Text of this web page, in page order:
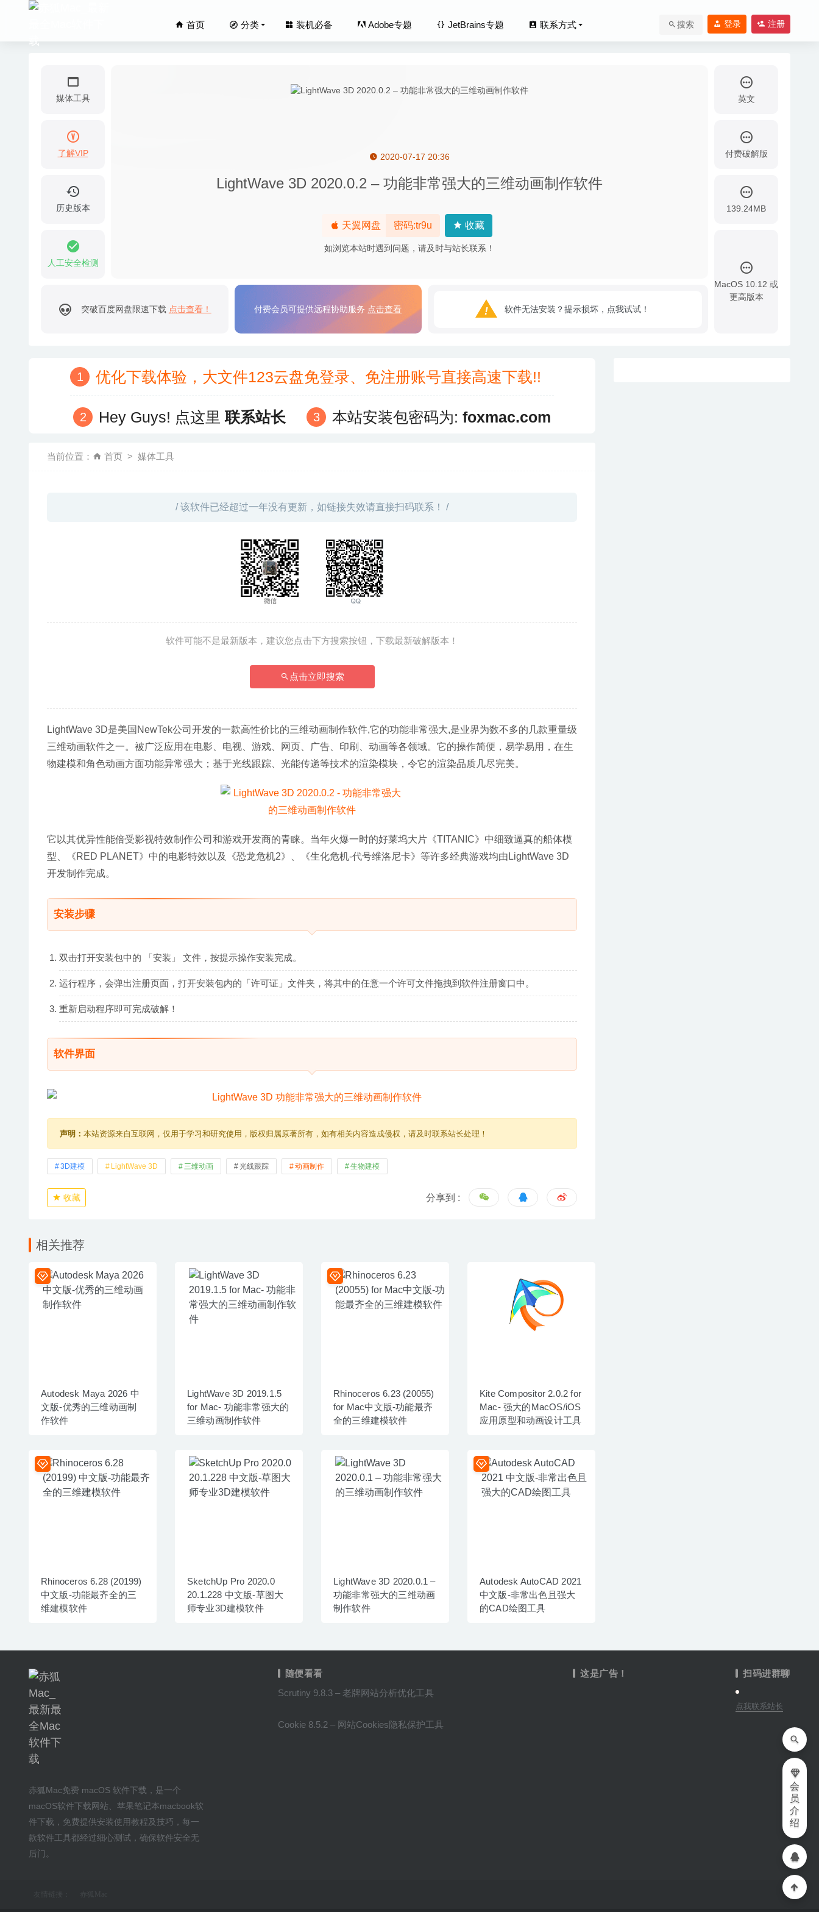
首页 分类 装机必备 Adobe专题 JetBrains专题 联系方式 搜索 登录 注册
媒体工具
了解VIP
历史版本
人工安全检测
2020-07-17 20:36
LightWave 3D 2020.0.2 – 功能非常强大的三维动画制作软件
天翼网盘 密码:tr9u 收藏
如浏览本站时遇到问题，请及时与站长联系！
英文
付费破解版
139.24MB
MacOS 10.12 或
更高版本
突破百度网盘限速下载 点击查看！ 付费会员可提供远程协助服务 点击查看 软件无法安装？提示损坏，点我试试！
优化下载体验，大文件123云盘免登录、免注册账号直接高速下载!!
Hey Guys! 点这里联系站长 本站安装包密码为: foxmac.com
当前位置： 首页 媒体工具
/ 该软件已经超过一年没有更新，如链接失效请直接扫码联系！ /
软件可能不是最新版本，建议您点击下方搜索按钮，下载最新破解版本！
点击立即搜索
LightWave 3D是美国NewTek公司开发的一款高性价比的三维动画制作软件,它的功能非常强大,是业界为数不多的几款重量级
三维动画软件之一。被广泛应用在电影、电视、游戏、网页、广告、印刷、动画等各领域。它的操作简便，易学易用，在生
物建模和角色动画方面功能异常强大；基于光线跟踪、光能传递等技术的渲染模块，令它的渲染品质几尽完美。
它以其优异性能倍受影视特效制作公司和游戏开发商的青睐。当年火爆一时的好莱坞大片《TITANIC》中细致逼真的船体模
型、《RED PLANET》中的电影特效以及《恐龙危机2》、《生化危机-代号维洛尼卡》等许多经典游戏均由LightWave 3D
开发制作完成。
安装步骤
双击打开安装包中的 「安装」 文件，按提示操作安装完成。
运行程序，会弹出注册页面，打开安装包内的「许可证」文件夹，将其中的任意一个许可文件拖拽到软件注册窗口中。
重新启动程序即可完成破解！
软件界面
声明： 本站资源来自互联网，仅用于学习和研究使用，版权归属原著所有，如有相关内容造成侵权，请及时联系站长处理！
3D建模 LightWave 3D 三维动画 光线跟踪 动画制作 生物建模
收藏 分享到 :
相关推荐
Autodesk Maya 2026 中
文版-优秀的三维动画制
作软件
LightWave 3D 2019.1.5
for Mac- 功能非常强大的
三维动画制作软件
Rhinoceros 6.23 (20055)
for Mac中文版-功能最齐
全的三维建模软件
Kite Compositor 2.0.2 for
Mac- 强大的MacOS/iOS
应用原型和动画设计工具
Rhinoceros 6.28 (20199)
中文版-功能最齐全的三
维建模软件
SketchUp Pro 2020.0
20.1.228 中文版-草图大
师专业3D建模软件
LightWave 3D 2020.0.1 –
功能非常强大的三维动画
制作软件
Autodesk AutoCAD 2021
中文版-非常出色且强大
的CAD绘图工具
赤狐Mac免费 macOS 软件下载 ，是一个
macOS软件下载网站
苹果笔记本macbook软
件下载 ，免费提供安装使用教程及技巧 ，每一
款软件工具都经过细心测试，确保软件安全无
后门。
随便看看
Scrutiny 9.8.3 – 老牌网站分析优化工具
Cookie 8.5.2 – 网站Cookies隐私保护工具
这是广告！ 扫码进群聊
点我联系站长
友情链接：
会
员
介
绍
OmmWriter 1.63 – 无干扰专注于写作的软件 2020-05-03
Visual Studio Code 1.49.1 中文版-微软轻量开源全能代码编辑器
Vitamin-R 4 4.18 – GTD工作效率提升工具 2025-03-15